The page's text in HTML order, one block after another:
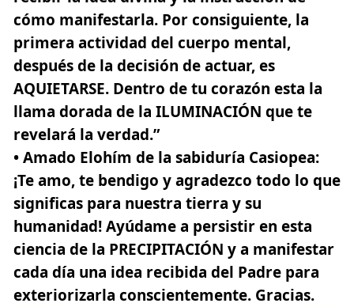
cómo manifestarla. Por consiguiente, la
primera actividad del cuerpo mental,
después de la decisión de actuar, es
AQUIETARSE. Dentro de tu corazón esta la
llama dorada de la ILUMINACIÓN que te
revelará la verdad.”
• Amado Elohím de la sabiduría Casiopea:
¡Te amo, te bendigo y agradezco todo lo que
significas para nuestra tierra y su
humanidad! Ayúdame a persistir en esta
ciencia de la PRECIPITACIÓN y a manifestar
cada día una idea recibida del Padre para
exteriorizarla conscientemente. Gracias.